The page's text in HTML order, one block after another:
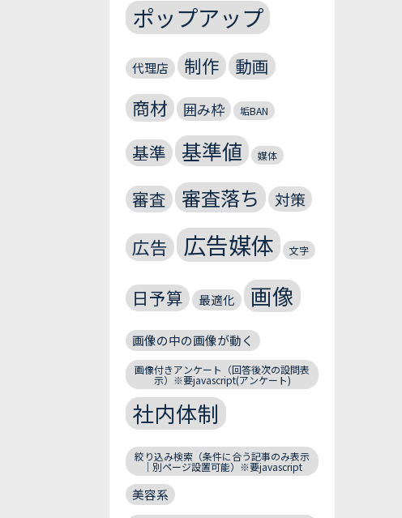
ポップアップ
代理店 制作 動画
商材 囲み枠 垢BAN
基準 基準値 媒体
審査 審査落ち 対策
広告 広告媒体 文字
日予算 最適化 画像
画像の中の画像が動く
画像付きアンケート（回答後次の設問表
示）※要javascript(アンケート)
社内体制
絞り込み検索（条件に合う記事のみ表示
｜別ページ設置可能）※要javascript
美容系